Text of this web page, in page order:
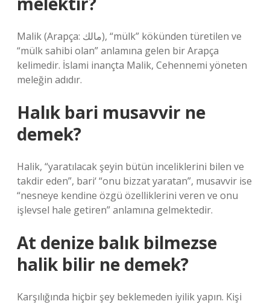
Malik (Arapça: مالك), “mülk” kökünden türetilen ve
“mülk sahibi olan” anlamına gelen bir Arapça
kelimedir. İslami inançta Malik, Cehennemi yöneten
meleğin adıdır.
Halık bari musavvir ne
demek?
Halik, “yaratılacak şeyin bütün inceliklerini bilen ve
takdir eden”, bari‘ “onu bizzat yaratan”, musavvir ise
“nesneye kendine özgü özelliklerini veren ve onu
işlevsel hale getiren” anlamına gelmektedir.
At denize balık bilmezse
halik bilir ne demek?
Karşılığında hiçbir şey beklemeden iyilik yapın. Kişi